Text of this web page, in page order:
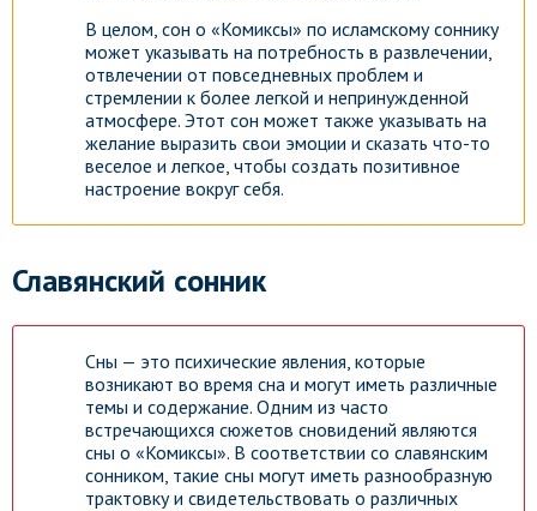
В целом, сон о «Комиксы» по исламскому соннику
может указывать на потребность в развлечении,
отвлечении от повседневных проблем и
стремлении к более легкой и непринужденной
атмосфере. Этот сон может также указывать на
желание выразить свои эмоции и сказать что-то
веселое и легкое, чтобы создать позитивное
настроение вокруг себя.
Славянский сонник
Сны — это психические явления, которые
возникают во время сна и могут иметь различные
темы и содержание. Одним из часто
встречающихся сюжетов сновидений являются
сны о «Комиксы». В соответствии со славянским
сонником, такие сны могут иметь разнообразную
трактовку и свидетельствовать о различных